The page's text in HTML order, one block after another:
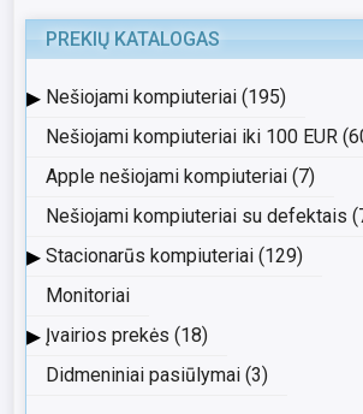
PREKIŲ KATALOGAS
▸ Nešiojami kompiuteriai (195)
Nešiojami kompiuteriai iki 100 EUR
Apple nešiojami kompiuteriai (7)
Nešiojami kompiuteriai su defektais
▸ Stacionarūs kompiuteriai (129)
Monitoriai
▸ Įvairios prekės (18)
Didmeniniai pasiūlymai (3)